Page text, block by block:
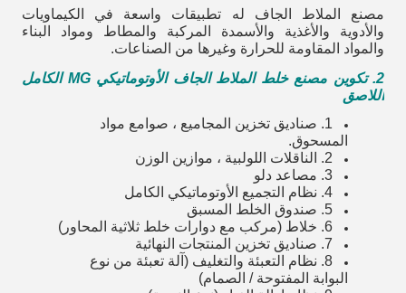
مصنع الملاط الجاف له تطبيقات واسعة في الكيماويات
والأدوية والأغذية والأسمدة المركبة والمطاط ومواد البناء
والمواد المقاومة للحرارة وغيرها من الصناعات.
2. تكوين مصنع خلط الملاط الجاف الأوتوماتيكي MG الكامل
اللاصق
1. صناديق تخزين المجاميع ، صوامع مواد
المسحوق.
2. الناقلات اللولبية ، موازين الوزن
3. مصاعد دلو
4. نظام التجميع الأوتوماتيكي الكامل
5. صندوق الخلط المسبق
6. خلاط (مركب مع دوارات خلط ثلاثية المحاور)
7. صناديق تخزين المنتجات النهائية
8. نظام التعبئة والتغليف (آلة تعبئة من نوع
البوابة المفتوحة / الصمام)